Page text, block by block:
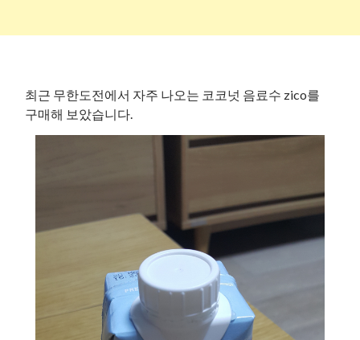
최근 무한도전에서 자주 나오는 코코넛 음료수 zico를
구매해 보았습니다.